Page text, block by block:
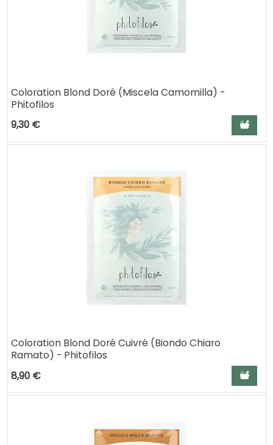
Coloration Blond Doré (Miscela Camomilla) -
Phitofilos
9,30 €
Ajouter
Coloration Blond Doré Cuivré (Biondo Chiaro
Ramato) - Phitofilos
8,90 €
Ajouter